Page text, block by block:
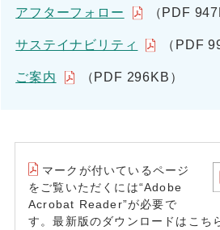
アフターフォロー （PDF
サステイナビリティ （PDF
ご案内 （PDF 296KB）
マークが付いているページ
をご覧いただくには“Adobe
Acrobat Reader”が必要で
す。最新版のダウンロードはこち